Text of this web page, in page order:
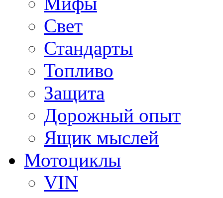
Свет
Стандарты
Топливо
Защита
Дорожный опыт
Ящик мыслей
Мотоциклы
VIN